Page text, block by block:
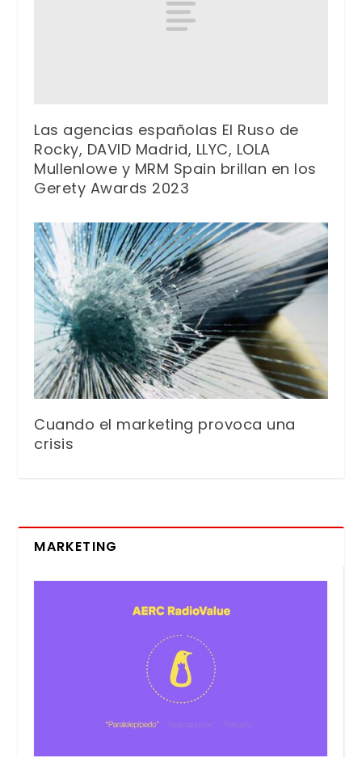
Las agencias españolas El Ruso de
Rocky, DAVID Madrid, LLYC, LOLA
Mullenlowe y MRM Spain brillan en los
Gerety Awards 2023
Cuando el marketing provoca una
crisis
MARKETING